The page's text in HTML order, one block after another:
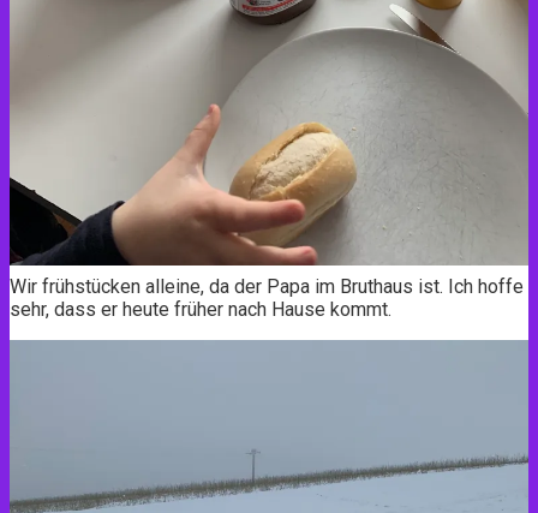
Wir frühstücken alleine, da der Papa im Bruthaus ist. Ich hoffe
sehr, dass er heute früher nach Hause kommt.